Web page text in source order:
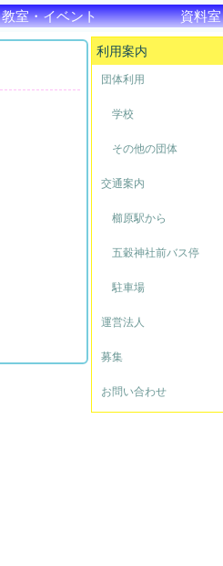
教室・イベント 資料室
利用案内
団体利用
学校
その他の団体
交通案内
櫛原駅から
五穀神社前バス停
駐車場
運営法人
募集
お問い合わせ